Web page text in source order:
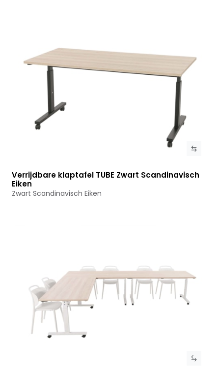
Bekijk product
Verrijdbare klaptafel TUBE Zwart Scandinavisch
Eiken
Zwart Scandinavisch Eiken